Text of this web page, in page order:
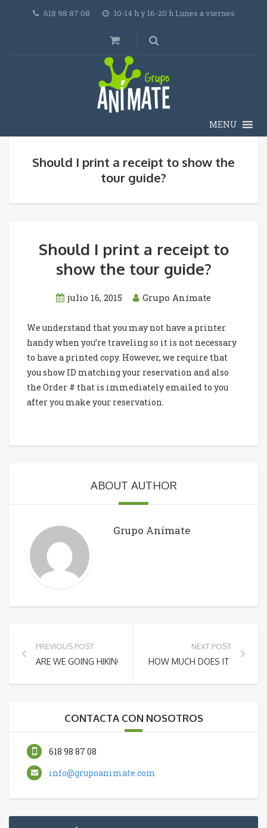
618 98 87 08 10-14 h y 16-20 h Lunes a viernes
MENU
Should I print a receipt to show the
tour guide?
Should I print a receipt to
show the tour guide?
julio 16, 2015 Grupo Anímate
We understand that you may not have a printer
handy when you’re traveling so it is not necessary
to have a printed copy. However, we require that
you show ID matching your reservation and also
the Order # that is immediately emailed to you
after you make your reservation.
ABOUT AUTHOR
Grupo Anímate
PREVIOUS POST
ARE WE GOING HIKING EVEN THOUGH IT’S RAINING AND
NEXT POST
HOW MUCH DOES IT COST
CONTACTA CON NOSOTROS
618 98 87 08
info@grupoanimate.com